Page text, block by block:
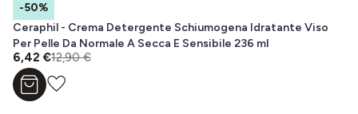
-50%
Ceraphil - Crema Detergente Schiumogena Idratante Viso
Per Pelle Da Normale A Secca E Sensibile 236 ml
12,90 €
6,42 €
Aggiungi al carrello